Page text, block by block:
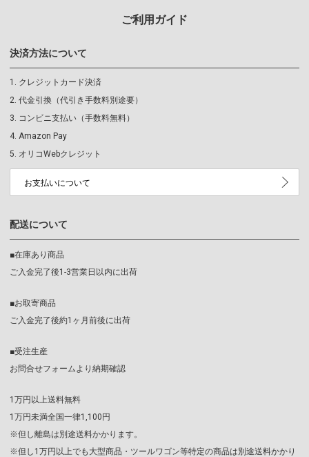
ご利用ガイド
決済方法について
クレジットカード決済
代金引換（代引き手数料別途要）
コンビニ支払い（手数料無料）
Amazon Pay
オリコWebクレジット
お支払いについて
配送について
■在庫あり商品
ご入金完了後1-3営業日以内に出荷
■お取寄商品
ご入金完了後約1ヶ月前後に出荷
■受注生産
お問合せフォームより納期確認
1万円以上送料無料
1万円未満全国一律1,100円
※但し離島は別途送料かかります。
※但し1万円以上でも大型商品・ツールワゴン等特定の商品は別途送料かかり